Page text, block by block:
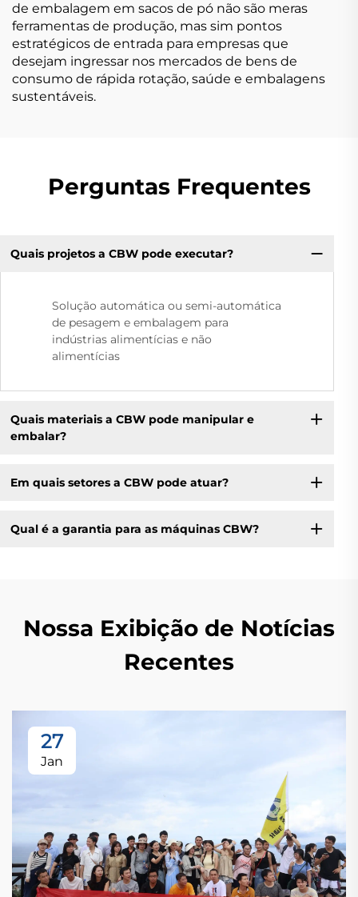
de embalagem em sacos de pó não são meras
ferramentas de produção, mas sim pontos
estratégicos de entrada para empresas que
desejam ingressar nos mercados de bens de
consumo de rápida rotação, saúde e embalagens
sustentáveis.
Perguntas Frequentes
Quais projetos a CBW pode executar?
Solução automática ou semi-automática
de pesagem e embalagem para
indústrias alimentícias e não
alimentícias
Quais materiais a CBW pode manipular e
embalar?
Em quais setores a CBW pode atuar?
Qual é a garantia para as máquinas CBW?
Nossa Exibição de Notícias
Recentes
27
Jan